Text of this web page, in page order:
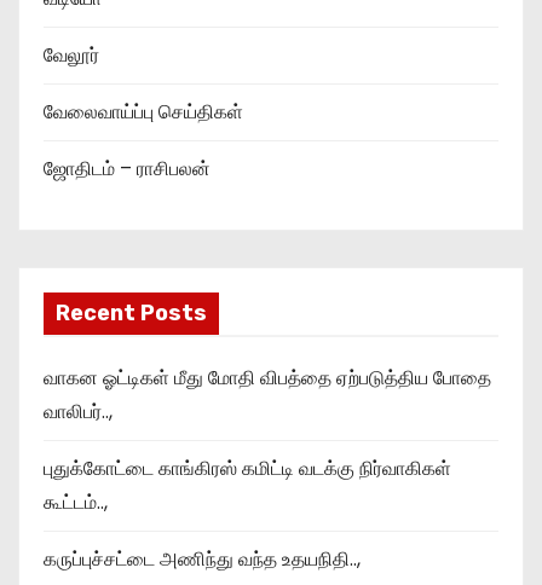
வேலூர்
வேலைவாய்ப்பு செய்திகள்
ஜோதிடம் – ராசிபலன்
Recent Posts
வாகன ஓட்டிகள் மீது மோதி விபத்தை ஏற்படுத்திய போதை
வாலிபர்..,
புதுக்கோட்டை காங்கிரஸ் கமிட்டி வடக்கு நிர்வாகிகள்
கூட்டம்..,
கருப்புச்சட்டை அணிந்து வந்த உதயநிதி..,